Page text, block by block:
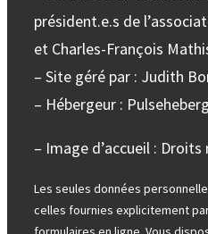
président.e.s de
et Charles-François
– Site géré par : Judith
– Hébergeur : Pulseheberg
– Image d’accueil : Droits
Les seules données
celles fournies explicitement